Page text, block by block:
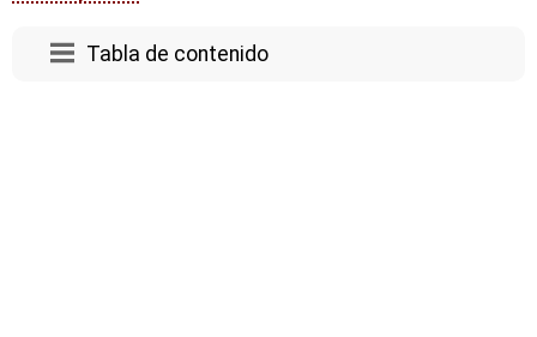
Tabla de contenido